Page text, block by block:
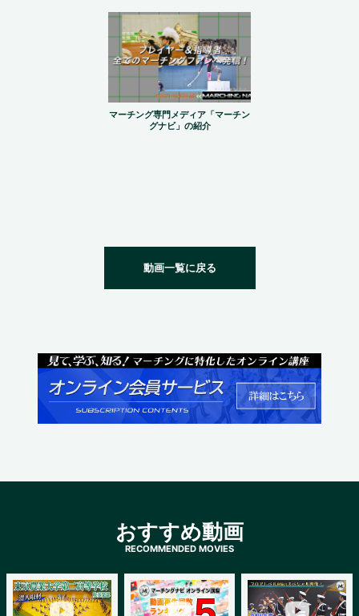
マーチング専門メディア「マーチン
グナビ」の紹介
動画一覧に戻る
おすすめ動画